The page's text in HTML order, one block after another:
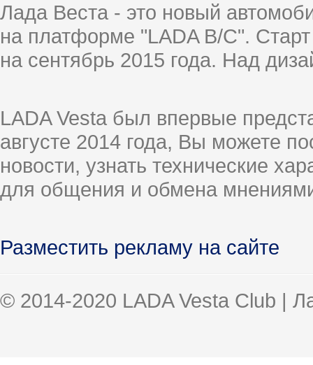
Лада Веста - это новый
на платформе "LADA B/C".
на сентябрь 2015 года. Над
LADA Vesta был впервые
августе 2014 года, Вы можете
новости, узнать технические
для общения и обмена
Разместить рекламу на сайте
© 2014-2020 LADA Vesta Club |